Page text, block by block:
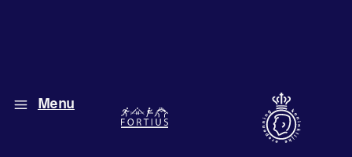
Menu
Diverse disciplines
onder één dak